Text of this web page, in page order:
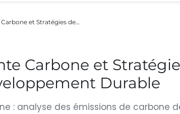
et Stratégies de…
Carbone et
Durable
: analyse des émissions de carbone